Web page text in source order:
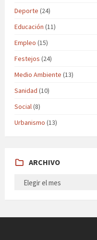
Deporte (24)
Educación (11)
Empleo (15)
Festejos (24)
Medio Ambiente (13)
Sanidad (10)
Social(8)
Urbanismo (13)
ARCHIVO